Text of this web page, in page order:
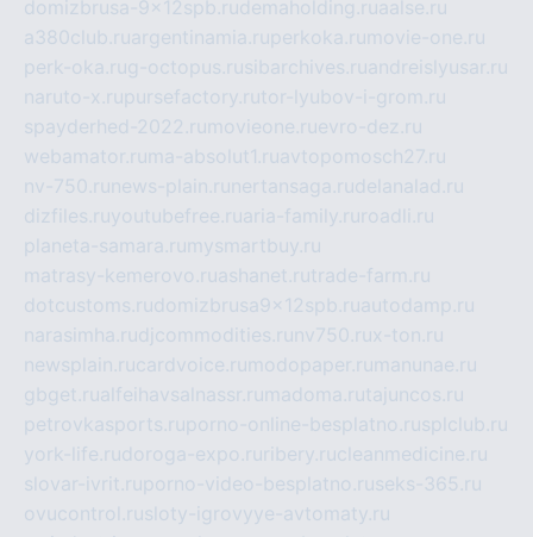
domizbrusa-9x12spb.rudemaholding.ruaalse.ru
a380club.ruargentinamia.ruperkoka.ru movie-one.ru
perk-oka.rug-octopus.rusibarchives.ruandreislyusar.ru
naruto-x.rupursefactory.rutor-lyubov-i-grom.ru
spayderhed-2022.ru movieone.ruevro-dez.ru
webamator.ru ma-absolut1.ruavtopomosch27.ru
nv-750.ru news-plain.ru nertansaga.rudelanalad.ru
dizfiles.ruyoutubefree.ruaria-family.ru roadli.ru
planeta-samara.ru mysmartbuy.ru
matrasy-kemerovo.ruashanet.rutrade-farm.ru
dotcustoms.rudomizbrusa9x12spb.ruautodamp.ru
narasimha.rudjcommodities.ru nv750.rux-ton.ru
newsplain.rucardvoice.ru modopaper.ru manunae.ru
gbget.rualfeihavsalnassr.ru madoma.rutajuncos.ru
petrovkasports.ruporno-online-besplatno.rusplclub.ru
york-life.rudoroga-expo.ru ribery.rucleanmedicine.ru
slovar-ivrit.ruporno-video-besplatno.ruseks-365.ru
ovucontrol.rusloty-igrovyye-avtomaty.ru